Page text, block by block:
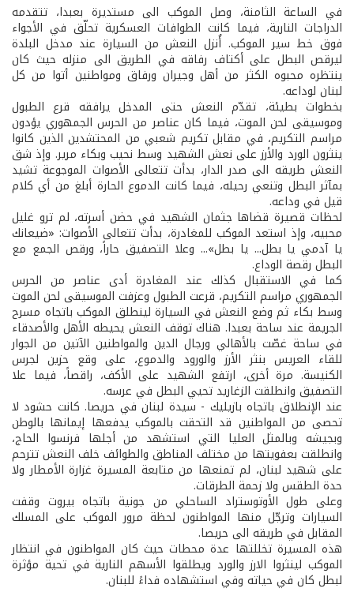
في الساعة الثامنة، وصل الموكب الى مستديرة بعبدا، تتقدمه
الدراجات النارية، فيما كانت الطوافات العسكرية تحلّق في الأجواء
فوق خط سير الموكب. أُنزل النعش من السيارة عند مدخل البلدة
ليرقص البطل على أكتاف رفاقه في الطريق الى منزله حيث كان
ينتظره محبوه الكثر من أهل وجيران ورفاق ومواطنين أتوا من كل
لبنان لوداعه.
بخطوات بطيئة، تقدّم النعش حتى المدخل يرافقه قرع الطبول
وموسيقى لحن الموت، فيما كان عناصر من الحرس الجمهوري يؤدون
مراسم التكريم، في مقابل تكريم شعبي من المحتشدين الذين كانوا
ينثرون الورد والأرز على نعش الشهيد وسط نحيب وبكاء مرير. وإذ شق
النعش طريقه الى صدر الدار، بدأت تتعالى الأصوات الموجوعة تشيد
بمآثر البطل وتنعي رحيله، فيما كانت الدموع الحارة أبلغ من أي كلام
قيل في وداعه.
لحظات قصيرة قضاها جثمان الشهيد في حضن أسرته، لم ترو غليل
محبيه، وإذ استعد الموكب للمغادرة، بدأت تتعالى الأصوات: «ضيعانك
يا آدمي يا بطل... يا بطل»... وعلا التصفيق حاراً، ورقص الجمع مع
البطل رقصة الوداع.
كما في الاستقبال كذلك عند المغادرة أدى عناصر من الحرس
الجمهوري مراسم التكريم، قرعت الطبول وعزفت الموسيقى لحن الموت
وسط بكاء ثم وضع النعش في السيارة لينطلق الموكب باتجاه مسرح
الجريمة عند ساحة بعبدا. هناك توقف النعش يحيطه الأهل والأصدقاء
في ساحة غصّت بالأهالي ورجال الدين والمواطنين الآتين من الجوار
للقاء العريس بنثر الأرز والورود والدموع، على وقع حزين لجرس
الكنيسة. مرة أخرى، ارتفع الشهيد على الأكف، راقصاً، فيما علا
التصفيق وانطلقت الزغاريد تحيي البطل في عرسه.
عند الإنطلاق باتجاه بازيليك - سيدة لبنان في حريصا. كانت حشود لا
تحصى من المواطنين قد التحقت بالموكب يدفعها إيمانها بالوطن
وبجيشه وبالمثل العليا التي استشهد من أجلها فرنسوا الحاج،
وانطلقت بعفويتها من مختلف المناطق والطوائف خلف النعش تترحم
على شهيد لبنان، لم تمنعها من متابعة المسيرة غزارة الأمطار ولا
حدة الطقس ولا زحمة الطرقات.
وعلى طول الأوتوستراد الساحلي من جونية باتجاه بيروت وقفت
السيارات وترجّل منها المواطنون لحظة مرور الموكب على المسلك
المقابل في طريقه الى حريصا.
هذه المسيرة تخللتها عدة محطات حيث كان المواطنون في انتظار
الموكب لينثروا الارز والورد ويطلقوا الأسهم النارية في تحية مؤثرة
لبطل كان في حياته وفي استشهاده فداءً للبنان.